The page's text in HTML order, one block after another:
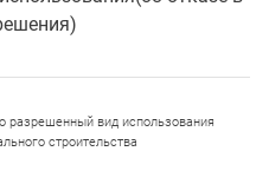
разрешенный вид использования
строительства